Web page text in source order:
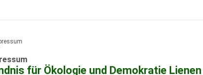
für Ökologie und Demokratie Lienen